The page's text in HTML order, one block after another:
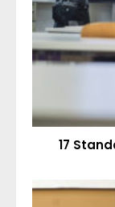
17